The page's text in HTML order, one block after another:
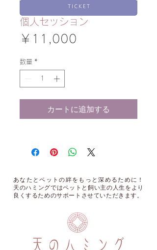
個人セッション
￥11,000
数量 *
カートに追加する
あなたとペットの絆をもっと深めるために！
天のハミングではペットと飼い主の人生をより
良くするためのサポートさせていただきます。